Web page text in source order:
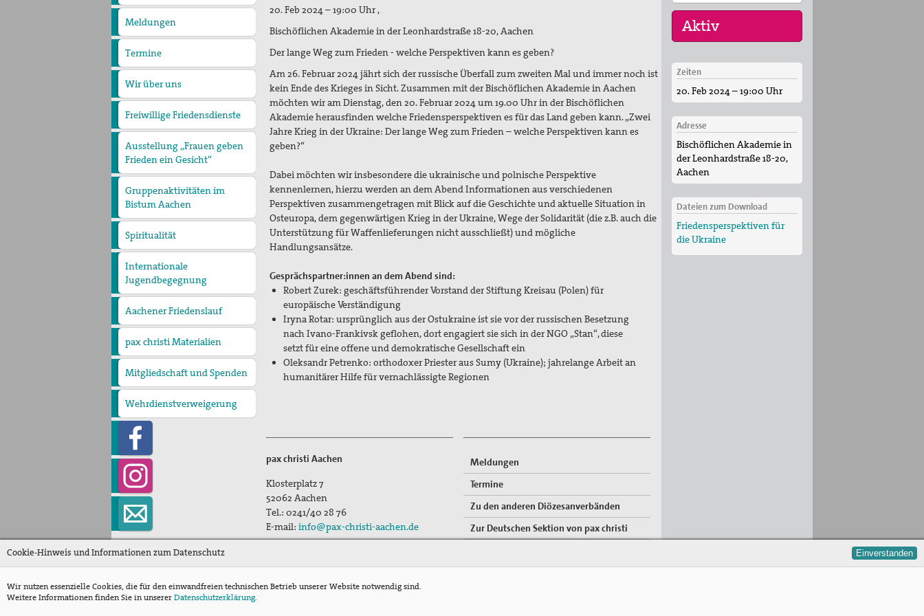
christi
Meldungen
Termine
Wir über uns
Der Vorstand
Die Geschäftsstelle
Freiwillige Friedensdienste
Ausstellung „Frauen geben
Frieden ein Gesicht“
Gruppenaktivitäten im
Bistum Aachen
Gruppe Düren
Gruppe Hückelhoven
Twese Hamwe - Neue
Hoffnung .......muss
wachsen
Spiritualität
Internationale
Jugendbegegnung
Aachener Friedenslauf
pax christi Materialien
Mitgliedschaft und Spenden
Wehrdienstverweigerung
20. Feb 2024 – 19:00 Uhr ,
Bischöflichen Akademiein der Leonhardstraße 18-20, Aachen
Der lange Weg zum Frieden - welche Perspektiven kann es geben?
Am 26. Februar 2024 jährt sich der russische Überfall zum zweiten Mal und immer noch ist
kein Ende des Krieges in Sicht. Zusammen mit der Bischöflichen Akademie in Aachen
möchten wir am Dienstag, den 20. Februar 2024 um 19.00 Uhr in der Bischöflichen
Akademie herausfinden welche Friedensperspektiven es für das Land geben kann. „Zwei
Jahre Krieg in der Ukraine: Der lange Weg zum Frieden – welche Perspektiven kann es
geben?“
Dabei möchten wir insbesondere die ukrainische und polnische Perspektive
kennenlernen, hierzu werden an dem Abend Informationen aus verschiedenen
Perspektiven zusammengetragen mit Blick auf die Geschichte und aktuelle Situation in
Osteuropa, dem gegenwärtigen Krieg in der Ukraine, Wege der Solidarität (die z.B. auch die
Unterstützung für Waffenlieferungen nicht ausschließt) und mögliche
Handlungsansätze.
Gesprächspartner:innen an dem Abend sind:
Robert Zurek: geschäftsführender Vorstand der Stiftung Kreisau (Polen) für
europäische Verständigung
Iryna Rotar: ursprünglich aus der Ostukraine ist sie vor der russischen Besetzung
nach Ivano-Frankivsk geflohen, dort engagiert sie sich in der NGO „Stan“, diese
setzt für eine offene und demokratische Gesellschaft ein
Oleksandr Petrenko: orthodoxer Priester aus Sumy (Ukraine); jahrelange Arbeit an
humanitärer Hilfe für vernachlässigte Regionen
pax christi Aachen
Klosterplatz 7
52062 Aachen
Tel.: 0241/40 28 76
E-mail: info@pax-christi-aachen.de
Meldungen
Termine
Zu den anderen Diözesanverbänden
Zur Deutschen Sektion von pax christi
Keine aktuellen Termine.
Zeiten
20. Feb 2024 – 19:00 Uhr
Adresse
Bischöflichen Akademiein
der Leonhardstraße 18-20,
Aachen
Dateien zum Download
Friedensperspektiven für
die Ukraine
Cookie-Hinweis und Informationen zum Datenschutz Einverstanden
Wir nutzen essenzielle Cookies, die für den einwandfreien technischen Betrieb unserer Website notwendig sind.
Weitere Informationen finden Sie in unsererDatenschutzerklärung.